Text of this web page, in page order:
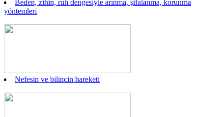
Beden, zihin, ruh dengesiyle arınma, şifalanma, korunma
yöntemleri
Nefesin ve bilincin hareketi